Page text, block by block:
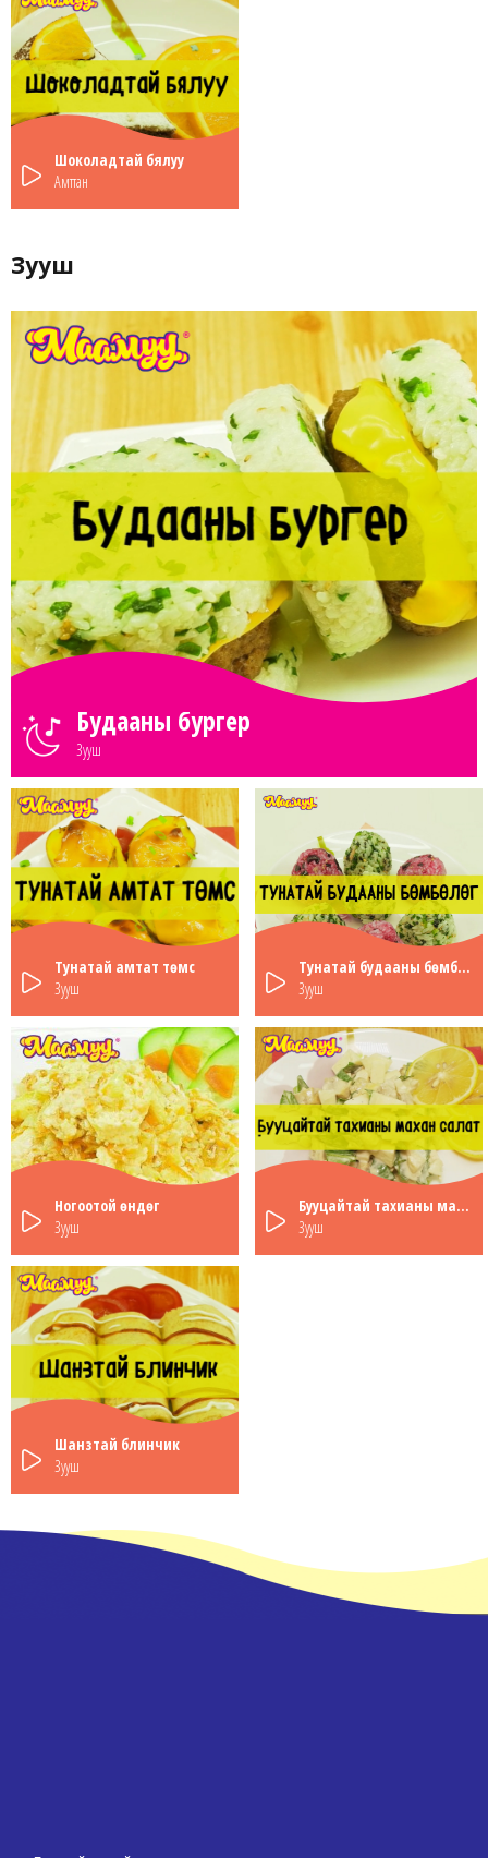
Шоколадтай бялуу
Амттан
Зууш
Будааны бургер
Зууш
Тунатай амтат төмс
Зууш
Тунатай будааны бөмбөлөг
Зууш
Ногоотой өндөг
Зууш
Бууцайтай тахианы махан салат
Зууш
Шанзтай блинчик
Зууш